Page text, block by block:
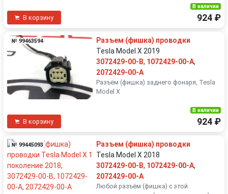
В корзину
В наличии
924 ₽
№ 99463594
Разъем (фишка) проводки
Tesla Model X 2019
3072429-00-B, 1072429-00-A,
2072429-00-A
Разъëм (фишка) заднего фонаря, Tesla
Model X
В корзину
В наличии
924 ₽
№ 99445093
Разъем (фишка) проводки
Tesla Model X 2018
3072429-00-B, 1072429-00-A,
2072429-00-A
Любой разъëм (фишка) с этой